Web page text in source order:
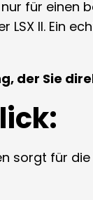
für einen
II. Ein
der Sie
sorgt für